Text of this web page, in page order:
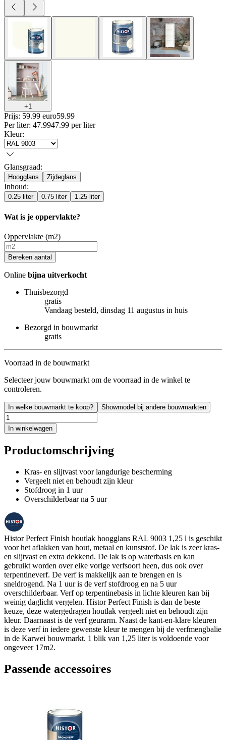
+1
Prijs: 59.99 euro59.99
Per liter: 47.9947.99 per liter
Kleur:
Glansgraad:
Hoogglans Zijdeglans
Inhoud:
0.25 liter 0.75 liter 1.25 liter
Wat is je oppervlakte?
Oppervlakte (m2)
Bereken aantal
Online bijna uitverkocht
Thuisbezorgd
gratis
Vandaag besteld, dinsdag 11 augustus in huis
Bezorgd in bouwmarkt
gratis
Voorraad in de bouwmarkt
Selecteer jouw bouwmarkt om de voorraad in de winkel te
controleren.
In welke bouwmarkt te koop? Showmodel bij andere bouwmarkten
In winkelwagen
Productomschrijving
Kras- en slijtvast voor langdurige bescherming
Vergeelt niet en behoudt zijn kleur
Stofdroog in 1 uur
Overschilderbaar na 5 uur
Histor Perfect Finish houtlak hoogglans RAL 9003 1,25 l is geschikt
voor het aflakken van hout, metaal en kunststof. De lak is zeer kras-
en slijtvast en extra dekkend. De lak is op waterbasis en kan
gebruikt worden over elke vorige verfsoort heen, dus ook over
terpentineverf. De verf is makkelijk aan te brengen en is
sneldrogend. Na 1 uur is de verf stofdroog en na 5 uur
overschilderbaar. Verf op terpentinebasis in lichte kleuren kan bij
weinig daglicht vergelen. Histor Perfect Finish is dan de beste
keuze, deze watergedragen houtlak vergeelt niet en behoudt zijn
kleur. Daarnaast is de verf geurarm. Naast de kant-en-klare kleuren
is deze verf in iedere gewenste kleur te mengen bij de verfmengbalie
in de Karwei bouwmarkt. 1 blik van 1,25 liter is voldoende voor
ongeveer 17m2.
Passende accessoires